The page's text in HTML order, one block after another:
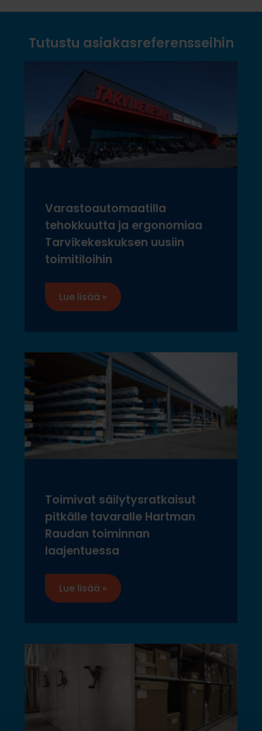
Tutustu asiakasreferensseihin
Varastoautomaatilla
tehokkuutta ja ergonomiaa
Tarvikekeskuksen uusiin
toimitiloihin
Lue lisää »
Toimivat säilytysratkaisut
pitkälle tavaralle Hartman
Raudan toiminnan
laajentuessa
Lue lisää »